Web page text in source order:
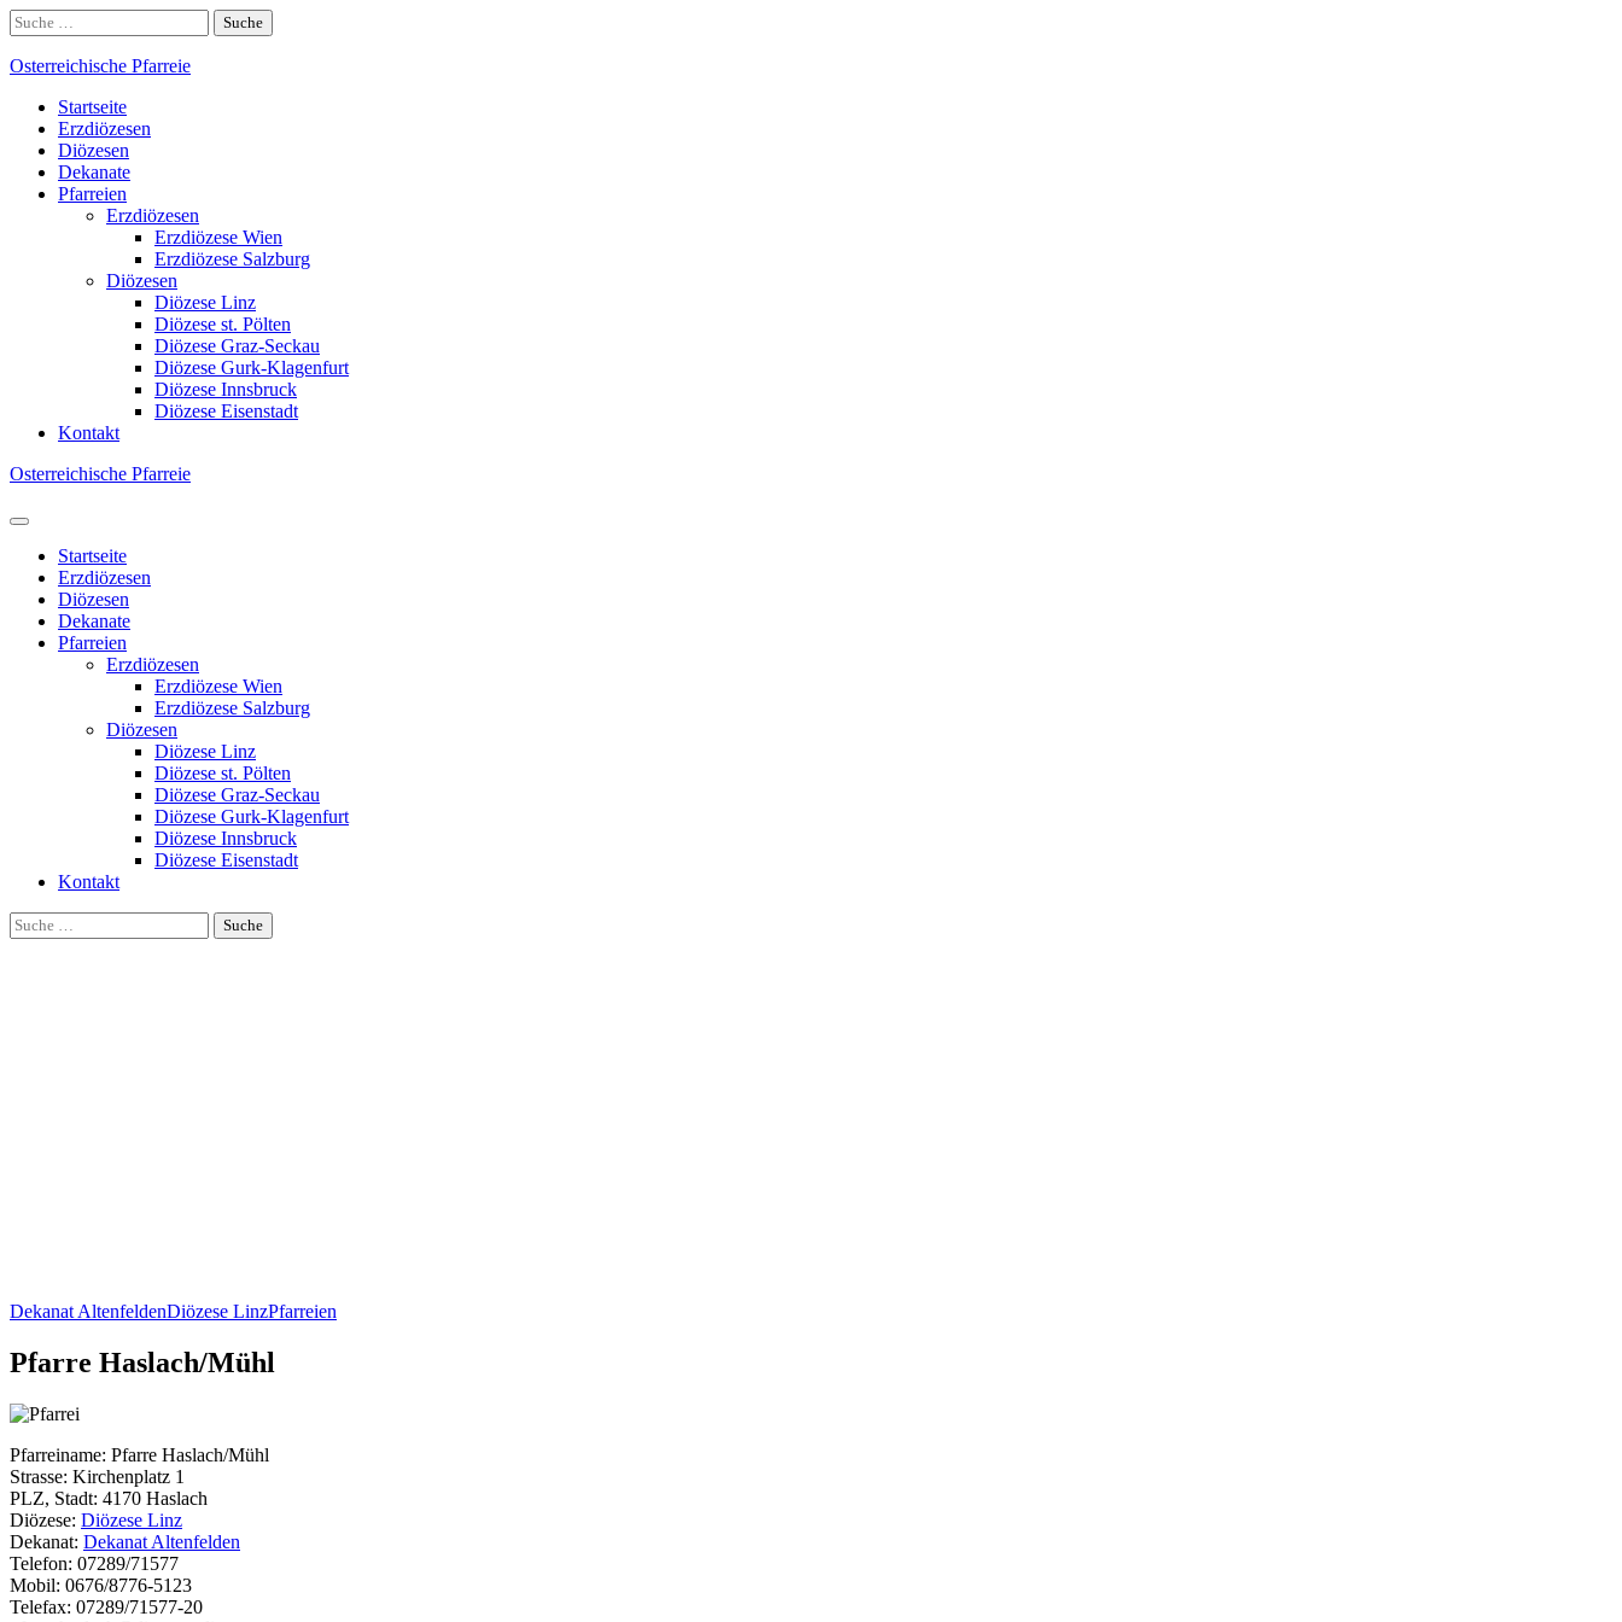
Skip
to
content
Suche
nach:
Osterreichische Pfarreie
Startseite
Erzdiözesen
Diözesen
Dekanate
Pfarreien
Erzdiözesen
Erzdiözese Wien
Erzdiözese Salzburg
Diözesen
Diözese Linz
Diözese st. Pölten
Diözese Graz-Seckau
Diözese Gurk-Klagenfurt
Diözese Innsbruck
Diözese Eisenstadt
Kontakt
Osterreichische Pfarreie
Startseite
Erzdiözesen
Diözesen
Dekanate
Pfarreien
Erzdiözesen
Erzdiözese Wien
Erzdiözese Salzburg
Diözesen
Diözese Linz
Diözese st. Pölten
Diözese Graz-Seckau
Diözese Gurk-Klagenfurt
Diözese Innsbruck
Diözese Eisenstadt
Kontakt
Suche
nach:
Dekanat AltenfeldenDiözese LinzPfarreien
Pfarre Haslach/Mühl
Pfarreiname: Pfarre Haslach/Mühl
Strasse: Kirchenplatz 1
PLZ, Stadt: 4170 Haslach
Diözese: Diözese Linz
Dekanat: Dekanat Altenfelden
Telefon: 07289/71577
Mobil: 0676/8776-5123
Telefax: 07289/71577-20